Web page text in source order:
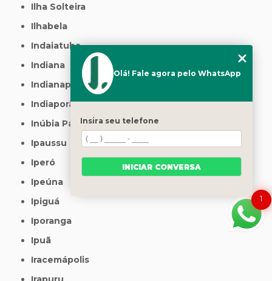
Ilha Solteira
Ilhabela
Indaiatuba
Indiana
Indianapolis
Indiaporã
Inúbia Paulista
Ipaussu
Iperó
Ipeúna
Ipiguá
Iporanga
Ipuã
Iracemápolis
1
Olá! Fale agora pelo WhatsApp
Insira seu telefone
INICIAR CONVERSA